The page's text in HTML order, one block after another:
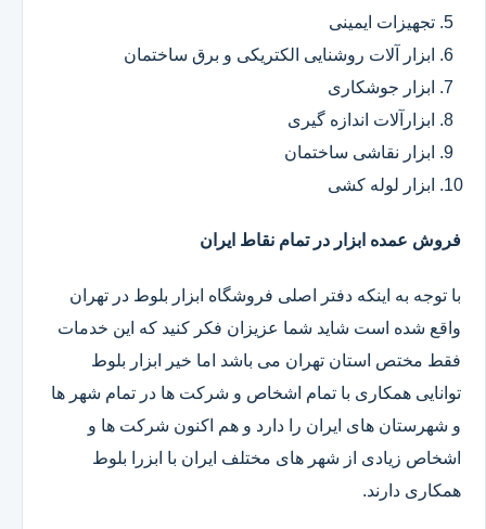
تجهیزات ایمینی
ابزار آلات روشنایی الکتریکی و برق ساختمان
ابزار جوشکاری
ابزارآلات اندازه گیری
ابزار نقاشی ساختمان
ابزار لوله کشی
فروش عمده ابزار در تمام نقاط ایران
با توجه به اینکه دفتر اصلی فروشگاه ابزار بلوط در تهران
واقع شده است شاید شما عزیزان فکر کنید که این خدمات
فقط مختص استان تهران می باشد اما خیر ابزار بلوط
توانایی همکاری با تمام اشخاص و شرکت ها در تمام شهر ها
و شهرستان های ایران را دارد و هم اکنون شرکت ها و
اشخاص زیادی از شهر های مختلف ایران با ابزرا بلوط
همکاری دارند.